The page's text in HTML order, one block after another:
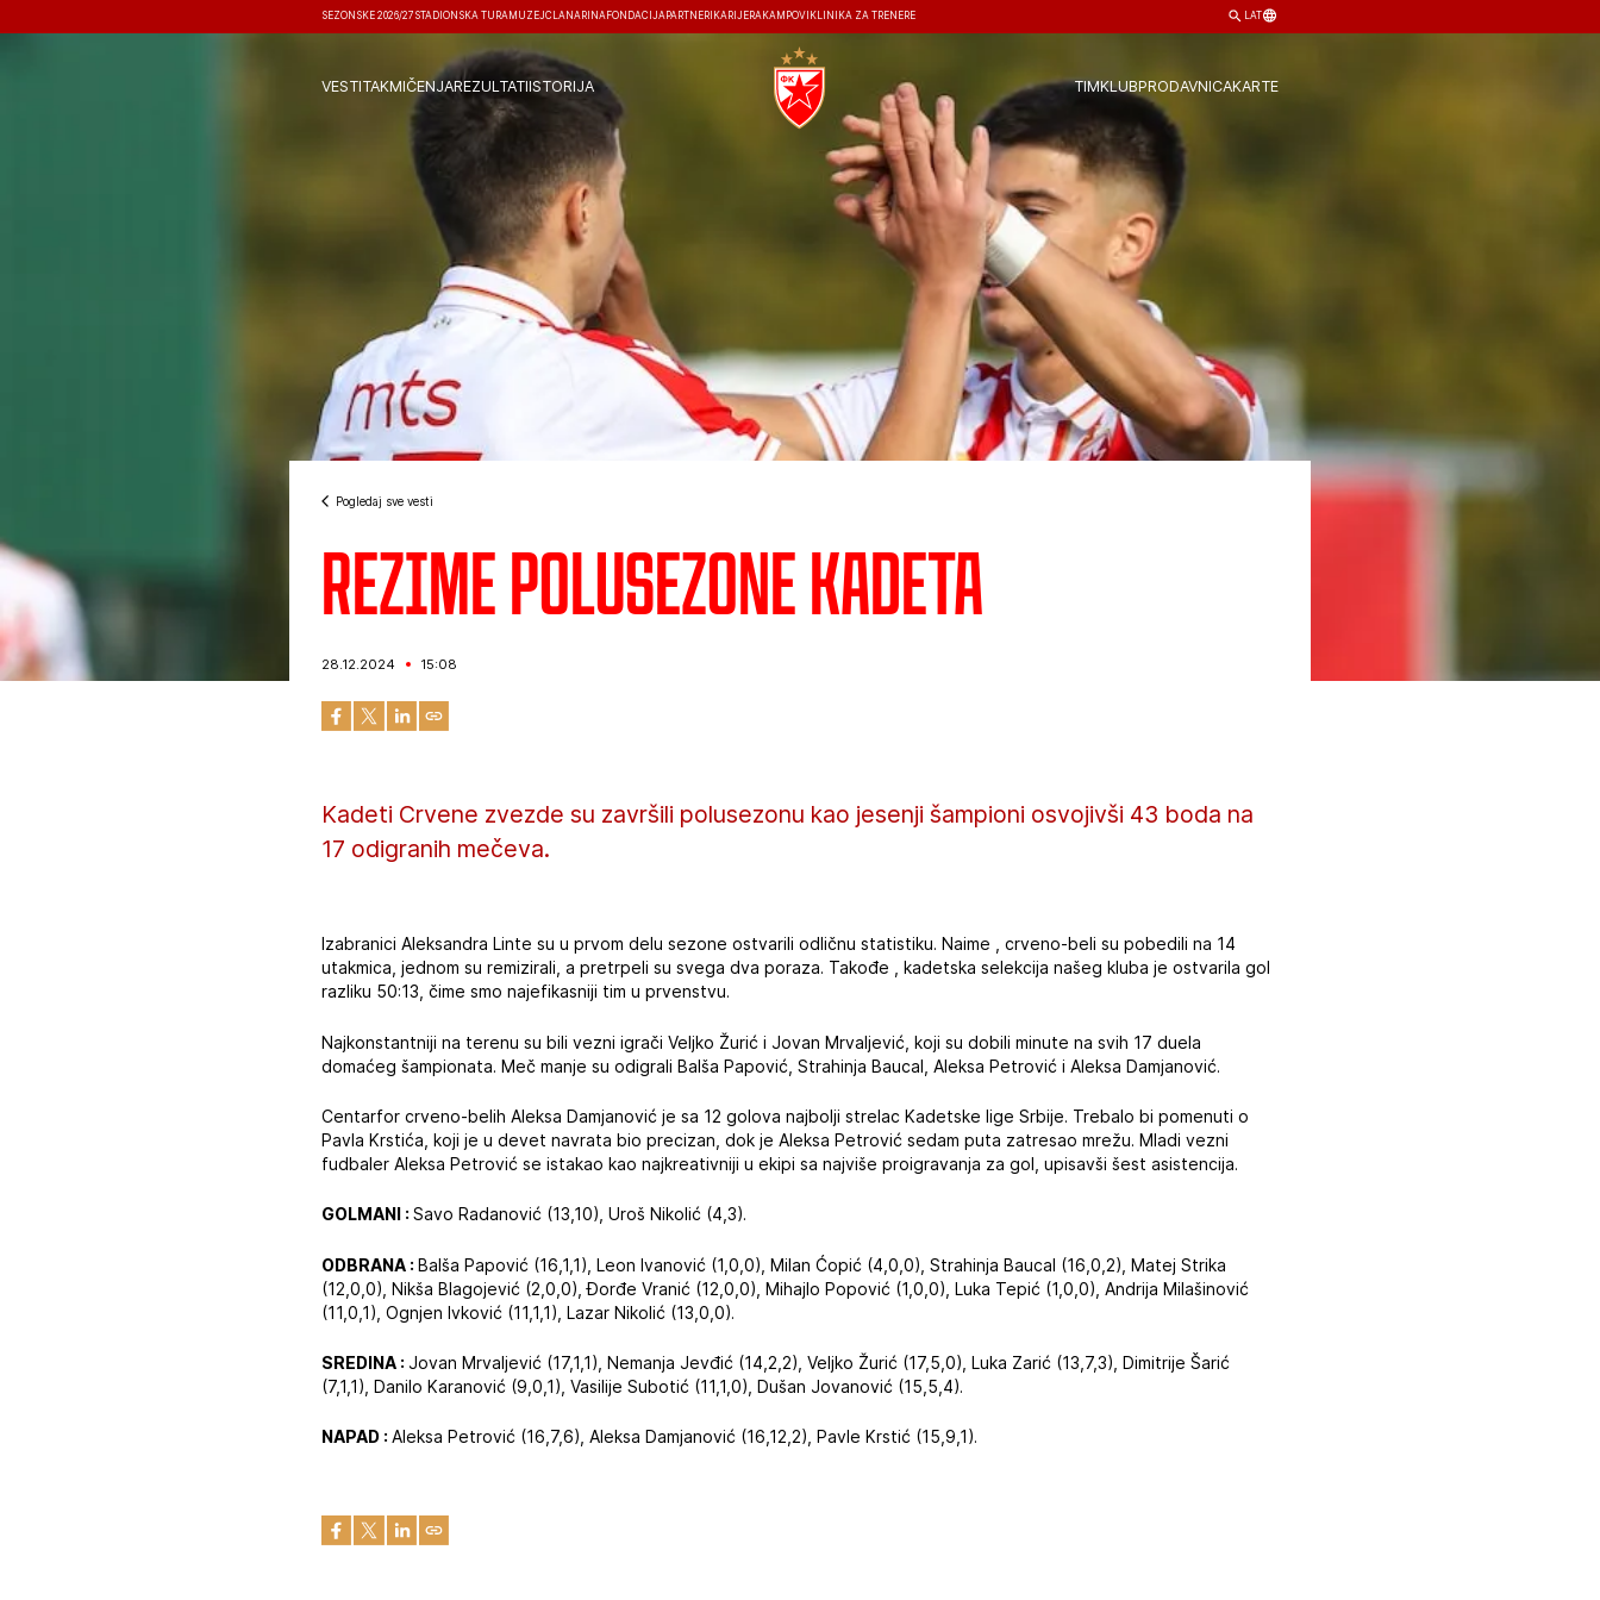
SEZONSKE 2026/27 STADIONSKA TURA MUZEJČLANARINA FONDACIJA PARTNERI KARIJERA KAMPOVI KLINIKA ZA TRENERE LAT
VESTITAKMIČENJAREZULTATIISTORIJA TIMKLUBPRODAVNICAKARTE
Pogledaj sve vesti
Rezime polusezone kadeta
28.12.2024 15:08
Kadeti Crvene zvezde su završili polusezonu kao jesenji šampioni osvojivši 43 boda na
17 odigranih mečeva.
Izabranici Aleksandra Linte su u prvom delu sezone ostvarili odličnu statistiku. Naime , crveno-beli su pobedili na 14
utakmica, jednom su remizirali, a pretrpeli su svega dva poraza. Takođe , kadetska selekcija našeg kluba je ostvarila gol
razliku 50:13, čime smo najefikasniji tim u prvenstvu.
Najkonstantniji na terenu su bili vezni igrači Veljko Žurić i Jovan Mrvaljević, koji su dobili minute na svih 17 duela
domaćeg šampionata. Meč manje su odigrali Balša Papović, Strahinja Baucal, Aleksa Petrović i Aleksa Damjanović.
Centarfor crveno-belih Aleksa Damjanović je sa 12 golova najbolji strelac Kadetske lige Srbije. Trebalo bi pomenuti o
Pavla Krstića, koji je u devet navrata bio precizan, dok je Aleksa Petrović sedam puta zatresao mrežu. Mladi vezni
fudbaler Aleksa Petrović se istakao kao najkreativniji u ekipi sa najviše proigravanja za gol, upisavši šest asistencija.
GOLMANI :Savo Radanović (13,10), Uroš Nikolić (4,3).
ODBRANA :Balša Papović (16,1,1), Leon Ivanović (1,0,0), Milan Ćopić (4,0,0), Strahinja Baucal (16,0,2), Matej Strika
(12,0,0), Nikša Blagojević (2,0,0), Đorđe Vranić (12,0,0), Mihajlo Popović (1,0,0), Luka Tepić (1,0,0), Andrija Milašinović
(11,0,1), Ognjen Ivković (11,1,1), Lazar Nikolić (13,0,0).
SREDINA : Jovan Mrvaljević (17,1,1), Nemanja Jevđić (14,2,2), Veljko Žurić (17,5,0), Luka Zarić (13,7,3), Dimitrije Šarić
(7,1,1), Danilo Karanović (9,0,1), Vasilije Subotić (11,1,0), Dušan Jovanović (15,5,4).
NAPAD :Aleksa Petrović (16,7,6), Aleksa Damjanović (16,12,2), Pavle Krstić (15,9,1).